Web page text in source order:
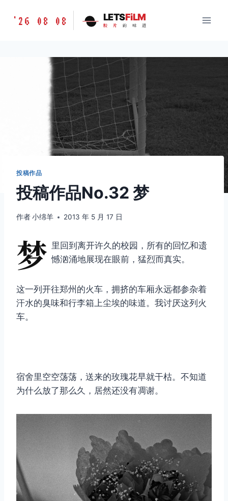
胶
LETSFILM
'26 08 08 LETSFiLM
胶 片 的 味 道
投稿作品
投稿作品No.32 梦
作者小绵羊 2013 年 5 月 17 日
梦 里回到离开许久的校园，所有的回忆和遗
憾汹涌地展现在眼前，猛烈而真实。
这一列开往郑州的火车，拥挤的车厢永远都参杂着
汗水的臭味和行李箱上尘埃的味道。我讨厌这列火
车。
宿舍里空空荡荡，送来的玫瑰花早就干枯。不知道
为什么放了那么久，居然还没有凋谢。